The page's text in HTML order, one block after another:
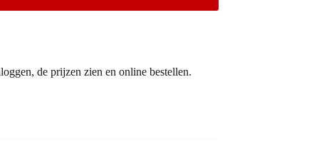
de prijzen zien en online bestellen.